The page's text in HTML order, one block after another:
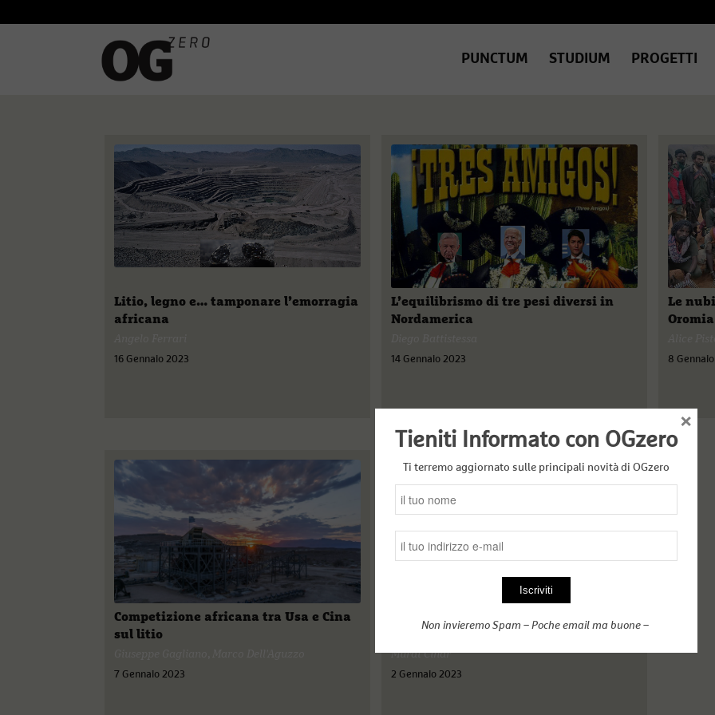
PUNCTUM STUDIUM PROGETTI
Litio, legno e… tamponare l’emorragia
africana
16 Gennaio 2023
L’equilibrismo di tre pesi diversi in
Nordamerica
14 Gennaio 2023
Le
Oromia
8
Competizione africana tra Usa e Cina
sul litio
7 Gennaio 2023
Murat Cinar
2 Gennaio 2023
Tieniti Informato con OGzero
Ti terremo aggiornato sulle principali novità di OGzero
Non invieremo Spam – Poche email ma buone –
×